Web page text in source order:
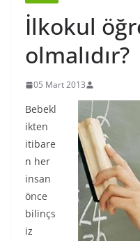
İlkokul
olmalıdır?
05 Mart 2013
Bebekl
ikten
itibare
n her
insan
önce
bilinçs
iz